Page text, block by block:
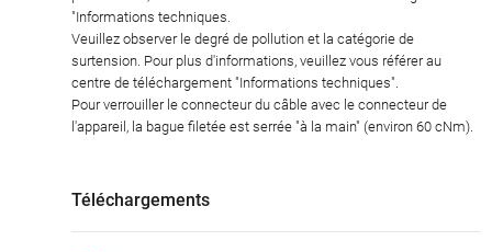
"Informations techniques.
Veuillez observer le degré de pollution et la catégorie de
surtension. Pour plus d'informations, veuillez vous référer au
centre de téléchargement "Informations techniques".
Pour verrouiller le connecteur du câble avec le connecteur de
l'appareil, la bague filetée est serrée "à la main" (environ 60 cNm).
Téléchargements